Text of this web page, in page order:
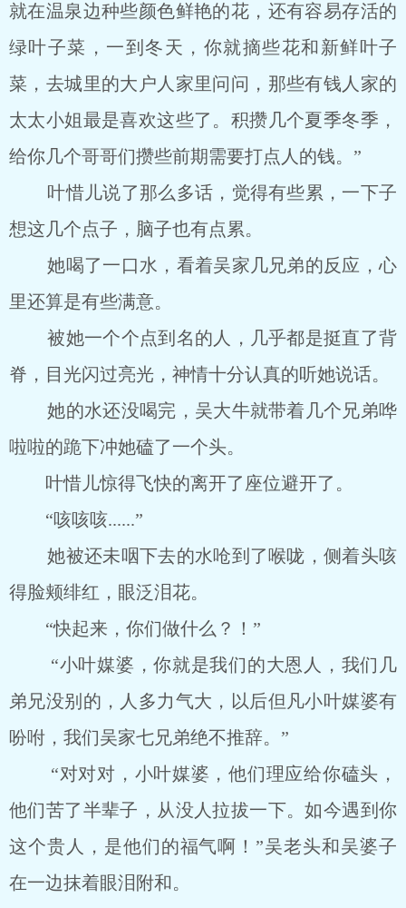
就在温泉边种些颜色鲜艳的花，还有容易存活的
绿叶子菜，一到冬天，你就摘些花和新鲜叶子
菜，去城里的大户人家里问问，那些有钱人家的
太太小姐最是喜欢这些了。积攒几个夏季冬季，
给你几个哥哥们攒些前期需要打点人的钱。”
叶惜儿说了那么多话，觉得有些累，一下子
想这几个点子，脑子也有点累。
她喝了一口水，看着吴家几兄弟的反应，心
里还算是有些满意。
被她一个个点到名的人，几乎都是挺直了背
脊，目光闪过亮光，神情十分认真的听她说话。
她的水还没喝完，吴大牛就带着几个兄弟哗
啦啦的跪下冲她磕了一个头。
叶惜儿惊得飞快的离开了座位避开了。
“咳咳咳......”
她被还未咽下去的水呛到了喉咙，侧着头咳
得脸颊绯红，眼泛泪花。
“快起来，你们做什么？！”
“小叶媒婆，你就是我们的大恩人，我们几
弟兄没别的，人多力气大，以后但凡小叶媒婆有
吩咐，我们吴家七兄弟绝不推辞。”
“对对对，小叶媒婆，他们理应给你磕头，
他们苦了半辈子，从没人拉拔一下。如今遇到你
这个贵人，是他们的福气啊！”吴老头和吴婆子
在一边抹着眼泪附和。